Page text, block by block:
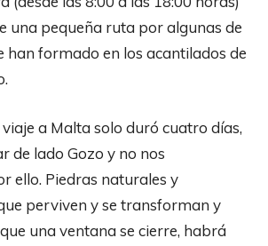
una pequeña ruta por algunas de
han formado en los acantilados de
a Malta solo duró cuatro días,
de lado Gozo y no nos
ello. Piedras naturales y
perviven y se transforman y
una ventana se cierre, habrá